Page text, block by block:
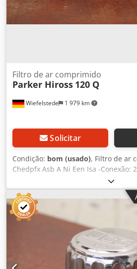
Wiefelstede 1 979 km
Filtro de ar comprimido
Parker Hiross 120 Q
Solicitar
Condição: bom (usado), Filtro de ar
Chedpfx Asb A Ni Een Isa -Conexão:
Quantidade: 3 filtros disponíveis -